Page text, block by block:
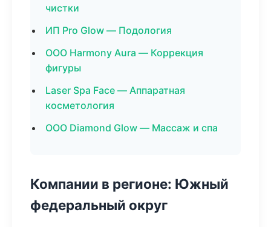
чистки
ИП Pro Glow — Подология
ООО Harmony Aura — Коррекция
фигуры
Laser Spa Face — Аппаратная
косметология
ООО Diamond Glow — Массаж и спа
Компании в регионе: Южный
федеральный округ